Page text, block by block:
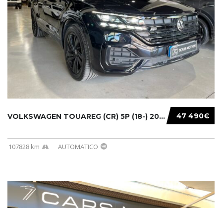
47 490€
VOLKSWAGEN TOUAREG (CR) 5P (18-) 2021...
107828 km AUTOMATICO